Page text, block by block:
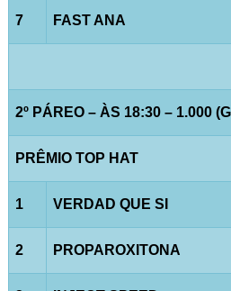
7 FAST ANA
2º PÁREO – ÀS 18:30 – 1.000
PRÊMIO TOP HAT
1 VERDAD QUE SI
2 PROPAROXITONA